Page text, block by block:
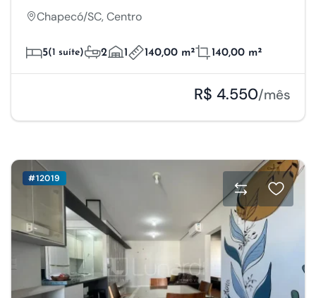
Chapecó/SC, Centro
5(1 suíte) 2 1 140,00 m² 140,00 m²
R$ 4.550/mês
#12019